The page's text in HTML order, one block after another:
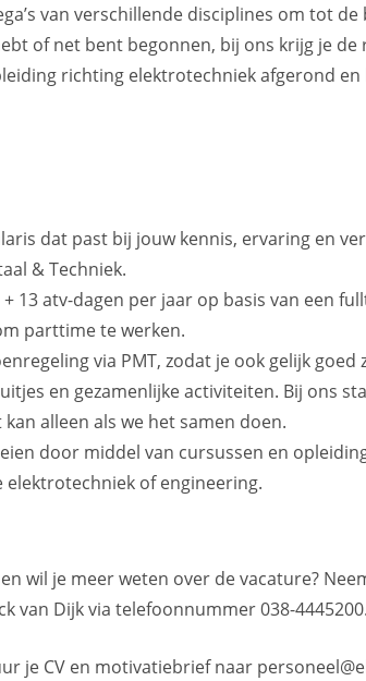
van verschillende disciplines om tot
of net bent begonnen, bij ons krijg je
richting elektrotechniek afgerond
dat past bij jouw kennis, ervaring en
& Techniek.
13 atv-dagen per jaar op basis van een
parttime te werken.
via PMT, zodat je ook gelijk
en gezamenlijke activiteiten. Bij ons
alleen als we het samen doen.
door middel van cursussen en
elektrotechniek of engineering.
wil je meer weten over de vacature?
van Dijk via telefoonnummer 038-4445200.
je CV en motivatiebrief naar